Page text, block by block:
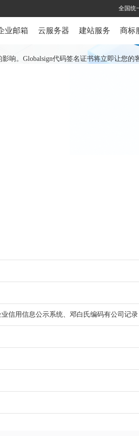
全国统
业邮箱 云服务器 建站服务 商标
响。Globalsign代码签名证书将立即让您
信用信息公示系统、邓白氏编码有公司记录